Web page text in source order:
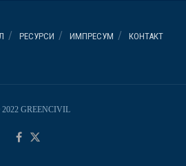
РЕСУРСИ ИМПРЕСУМ КОНТАКТ
GREENCIVIL